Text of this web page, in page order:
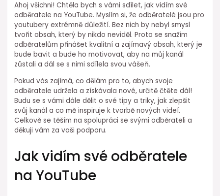
Ahoj všichni! Chtěla bych s vámi sdílet, jak vidím své
odběratele na YouTube. Myslím si, že odběratelé jsou pro
youtubery extrémně důležití. Bez nich by nebyl smysl
tvořit obsah, který by nikdo neviděl. Proto se snažím
odběratelům přinášet kvalitní a zajímavý obsah, který je
bude bavit a bude ho motivovat, aby na můj kanál
zůstali a dál se s nimi sdílela svou vášeň.
Pokud vás zajímá, co dělám pro to, abych svoje
odběratele udržela a získávala nové, určitě čtěte dál!
Budu se s vámi dále dělit o své tipy a triky, jak zlepšit
svůj kanál a co mě inspiruje k tvorbě nových videí.
Celkově se těším na spolupráci se svými odběrateli a
děkuji vám za vaši podporu.
Jak vidím své odběratele
na YouTube